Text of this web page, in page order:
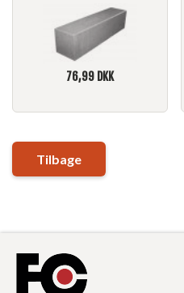
76,99 DKK
Tilbage